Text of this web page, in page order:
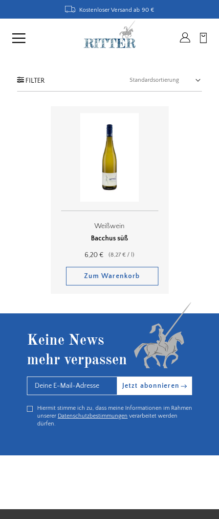
Kostenloser Versand ab 90 €
FILTER
Weißwein
Bacchus süß
6,20€ (8,27€ / )
Zum Warenkorb
Keine News
mehr verpassen
Hiermit stimme ich zu, dass meine Informationen im Rahmen
unserer Datenschutzbestimmungen verarbeitet werden
dürfen.
Jetzt abonnieren